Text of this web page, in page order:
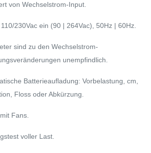
von Wechselstrom-Input.
230Vac ein (90 | 264Vac), 50Hz | 60Hz.
sind zu den Wechselstrom-
unempfindlich.
Batterieaufladung: Vorbelastung, cm,
Floss oder Abkürzung.
Fans.
voller Last.